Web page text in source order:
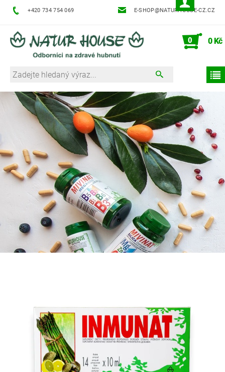
+420 734 754 069 E-SHOP@NATURHOUSE-CZ.CZ
0 0 Kč